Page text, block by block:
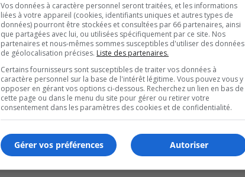
Vos données à caractère personnel seront traitées, et les informations
liées à votre appareil (cookies, identifiants uniques et autres types de
données) pourront être stockées et consultées par 66 partenaires, ainsi
que partagées avec lui, ou utilisées spécifiquement par ce site. Nos
partenaires et nous-mêmes sommes susceptibles d'utiliser des données
de géolocalisation précises. Liste des partenaires.
Certains fournisseurs sont susceptibles de traiter vos données à
caractère personnel sur la base de l'intérêt légitime. Vous pouvez vous y
opposer en gérant vos options ci-dessous. Recherchez un lien en bas de
cette page ou dans le menu du site pour gérer ou retirer votre
consentement dans les paramètres des cookies et de confidentialité.
Autoriser
Gérer vos préférences